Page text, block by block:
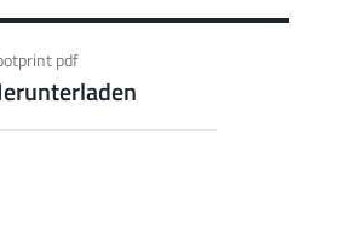
pdf
(Dreh- und